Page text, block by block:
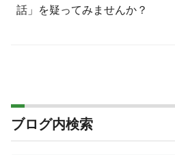
話」を疑ってみませんか？
ブログ内検索